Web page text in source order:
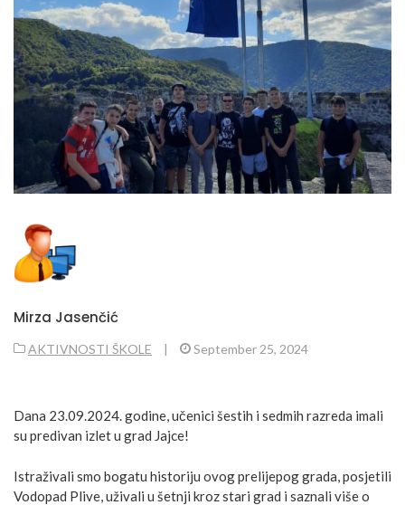
Mirza Jasenčić
AKTIVNOSTI ŠKOLE | September 25, 2024
Dana 23.09.2024. godine, učenici šestih i sedmih razreda imali
su predivan izlet u grad Jajce!
Istraživali smo bogatu historiju ovog prelijepog grada, posjetili
Vodopad Plive, uživali u šetnji kroz stari grad i saznali više o